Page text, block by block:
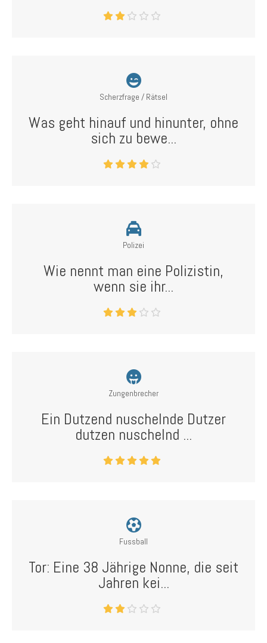
Scherzfrage / Rätsel
Was geht hinauf und hinunter, ohne
sich zu bewe...
Polizei
Wie nennt man eine Polizistin,
wenn sie ihr...
Zungenbrecher
Ein Dutzend nuschelnde Dutzer
dutzen nuschelnd ...
Fussball
Tor: Eine 38 Jährige Nonne, die seit
Jahren kei...